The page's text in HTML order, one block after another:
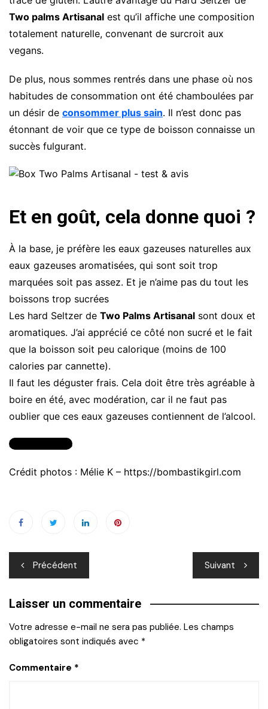
Two palms Artisanal est qu’il affiche une composition
totalement naturelle, convenant de surcroit aux
vegans.
De plus, nous sommes rentrés dans une phase où nos
habitudes de consommation ont été chamboulées par
un désir de consommer plus sain. Il n’est donc pas
étonnant de voir que ce type de boisson connaisse un
succès fulgurant.
Et en goût, cela donne quoi ?
À la base, je préfère les eaux gazeuses naturelles aux
eaux gazeuses aromatisées, qui sont soit trop
marquées soit pas assez. Et je n’aime pas du tout les
boissons trop sucrées
Les hard Seltzer de Two Palms Artisanal sont doux et
aromatiques. J’ai apprécié ce côté non sucré et le fait
que la boisson soit peu calorique (moins de 100
calories par cannette).
Il faut les déguster frais. Cela doit être très agréable à
boire en été, avec modération, car il ne faut pas
oublier que ces eaux gazeuses contiennent de l’alcool.
En savoir plus
Crédit photos : Mélie K – https://bombastikgirl.com
Navigation
de
l’article
Précédent Suivant
Laisser un commentaire
Votre adresse e-mail ne sera pas publiée. Les champs
obligatoires sont indiqués avec *
Commentaire *